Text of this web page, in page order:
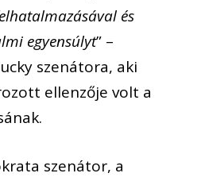
és
egyensúlyt” –
szenátora, aki
ellenzője volt a
szenátor, a